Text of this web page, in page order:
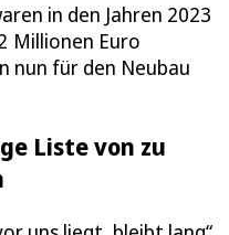
in den Jahren 2023
Millionen Euro
nun für den Neubau
Liste von zu